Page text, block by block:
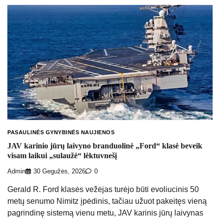
PASAULINĖS GYNYBINĖS NAUJIENOS
JAV karinio jūrų laivyno branduolinė „Ford“ klasė beveik
visam laikui „sulaužė“ lėktuvnešį
Admin 30 Gegužės, 2026 0
Gerald R. Ford klasės vežėjas turėjo būti evoliucinis 50
metų senumo Nimitz įpėdinis, tačiau užuot pakeitęs vieną
pagrindinę sistemą vienu metu, JAV karinis jūrų laivynas